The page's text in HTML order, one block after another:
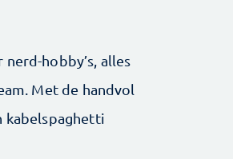
hobby’s, alles
Met de handvol
kabelspaghetti